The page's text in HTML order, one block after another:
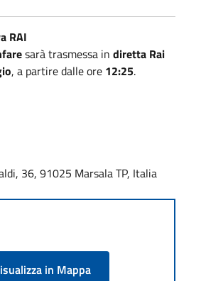
RAI
sarà trasmessa in diretta Rai
, a partire dalle ore 12:25.
36, 91025 Marsala TP, Italia
in Mappa